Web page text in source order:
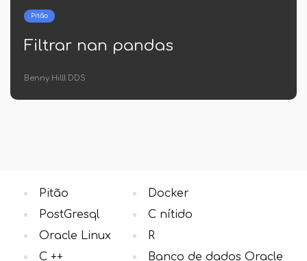
Pitão
PostGresql
Oracle Linux
C ++
Docker
C nítido
R
Banco de dados Oracle